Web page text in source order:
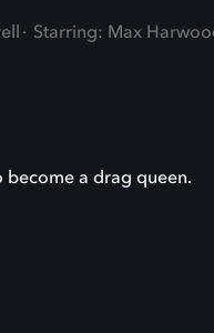
Starring: Max
become a drag queen.